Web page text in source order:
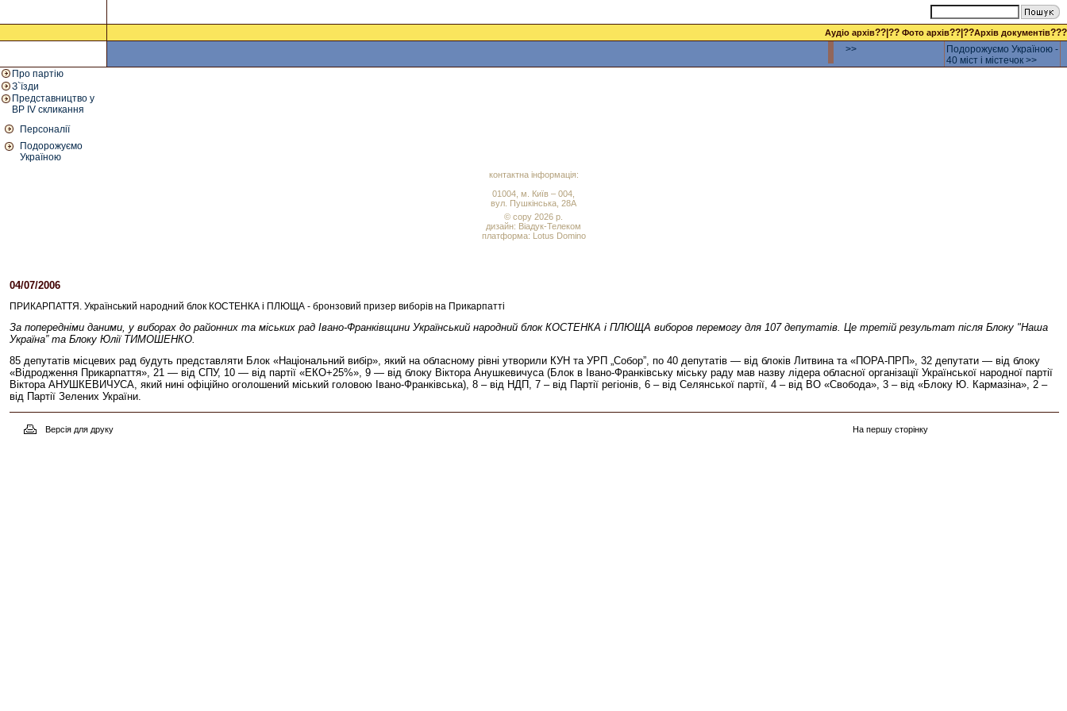
Аудіо архів??|?? Фото архів??|??Архів документів???
>>
Подорожуємо Україною -
40 міст і містечок >>
Про партію
З`їзди
Представництво у
ВР IV скликання
Персоналії
Подорожуємо
Україною
контактна інформація:
01004, м. Київ – 004,
вул. Пушкінська, 28А
© copy 2026 р.
дизайн: Віадук-Телеком
платформа: Lotus Domino
04/07/2006
ПРИКАРПАТТЯ. Український народний блок КОСТЕНКА і ПЛЮЩА - бронзовий призер виборів на Прикарпатті
За попередніми даними, у виборах до районних та міських рад Івано-Франківщини Український народний блок КОСТЕНКА і ПЛЮЩА виборов перемогу для 107 депутатів. Це третій результат після Блоку "Наша
Україна” та Блоку Юлії ТИМОШЕНКО.
85 депутатів місцевих рад будуть представляти Блок «Національний вибір», який на обласному рівні утворили КУН та УРП „Собор”, по 40 депутатів — від блоків Литвина та «ПОРА-ПРП», 32 депутати — від блоку
«Відродження Прикарпаття», 21 — від СПУ, 10 — від партії «ЕКО+25%», 9 — від блоку Віктора Анушкевичуса (Блок в Івано-Франківську міську раду мав назву лідера обласної організації Української народної партії
Віктора АНУШКЕВИЧУСА, який нині офіційно оголошений міський головою Івано-Франківська), 8 – від НДП, 7 – від Партії регіонів, 6 – від Селянської партії, 4 – від ВО «Свобода», 3 – від «Блоку Ю. Кармазіна», 2 –
від Партії Зелених України.
Версія для друку На першу сторінку